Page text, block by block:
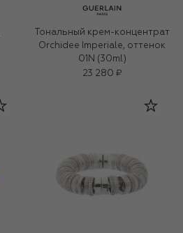
Тональный крем-концентрат
Orchidee Imperiale, оттенок
01N (30ml)
23 280 ₽